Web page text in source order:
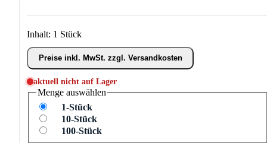
Inhalt: 1 Stück
Preise inkl. MwSt. zzgl. Versandkosten
aktuell nicht auf Lager
Menge auswählen
1-Stück
10-Stück
100-Stück